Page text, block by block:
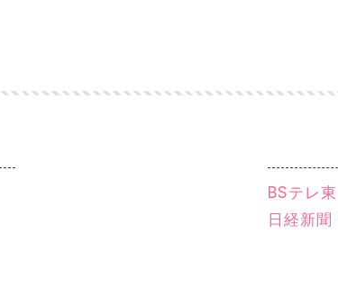
BSテレ
日経新聞